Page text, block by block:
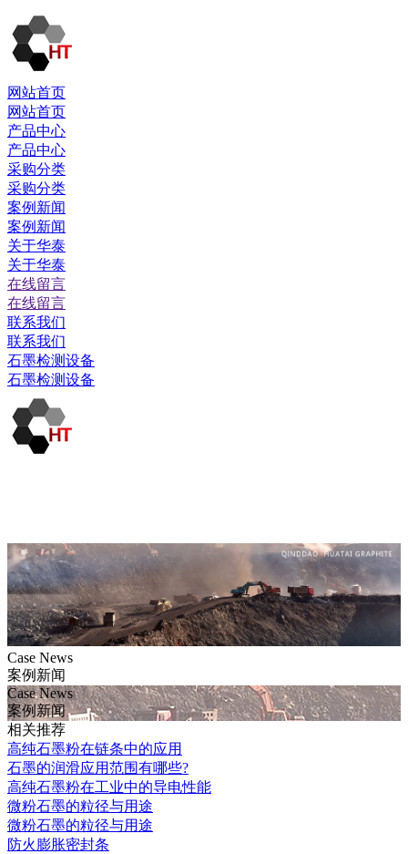
网站首页
网站首页
产品中心
产品中心
采购分类
采购分类
案例新闻
案例新闻
关于华泰
关于华泰
在线留言
在线留言
联系我们
联系我们
石墨检测设备
石墨检测设备
Case News
案例新闻
Case News
案例新闻
相关推荐
高纯石墨粉在链条中的应用
石墨的润滑应用范围有哪些?
高纯石墨粉在工业中的导电性能
微粉石墨的粒径与用途
微粉石墨的粒径与用途
防火膨胀密封条